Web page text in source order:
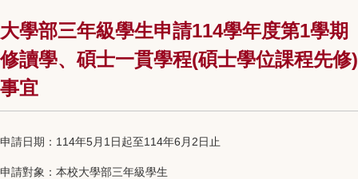
大學部三年級學生申請114學年度第1學期
修讀學、碩士一貫學程(碩士學位課程先修)
事宜
申請日期：114年5月1日起至114年6月2日止
申請對象：本校大學部三年級學生